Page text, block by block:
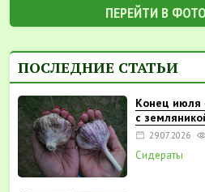
ПЕРЕЙТИ В
ПОСЛЕДНИЕ СТАТЬИ
Конец июля
с
29.07.2026
Сидераты